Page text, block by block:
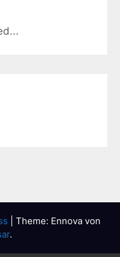
Theme: Ennova von
.